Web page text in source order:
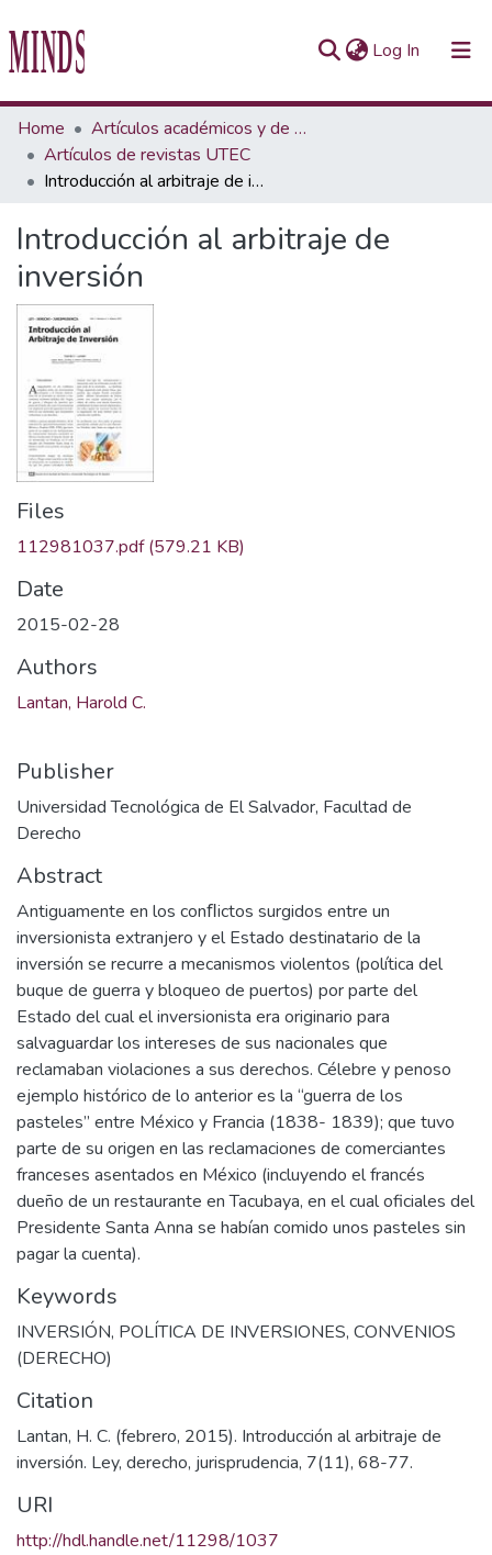
Log In (current)
Communities & Collections
All of Repository UTEC
Home
Artículos académicos y de opinión
Artículos de revistas UTEC
Introducción al arbitraje de inversión
Introducción al arbitraje de
inversión
Files
112981037.pdf(579.21 KB)
Date
2015-02-28
Authors
Lantan, Harold C.
Publisher
Universidad Tecnológica de El Salvador, Facultad de
Derecho
Abstract
Antiguamente en los conﬂictos surgidos entre un
inversionista extranjero y el Estado destinatario de la
inversión se recurre a mecanismos violentos (política del
buque de guerra y bloqueo de puertos) por parte del
Estado del cual el inversionista era originario para
salvaguardar los intereses de sus nacionales que
reclamaban violaciones a sus derechos. Célebre y penoso
ejemplo histórico de lo anterior es la “guerra de los
pasteles” entre México y Francia (1838- 1839); que tuvo
parte de su origen en las reclamaciones de comerciantes
franceses asentados en México (incluyendo el francés
dueño de un restaurante en Tacubaya, en el cual oficiales del
Presidente Santa Anna se habían comido unos pasteles sin
pagar la cuenta).
Keywords
INVERSIÓN, POLÍTICA DE INVERSIONES, CONVENIOS
(DERECHO)
Citation
Lantan, H. C. (febrero, 2015). Introducción al arbitraje de
inversión. Ley, derecho, jurisprudencia, 7(11), 68-77.
URI
http://hdl.handle.net/11298/1037